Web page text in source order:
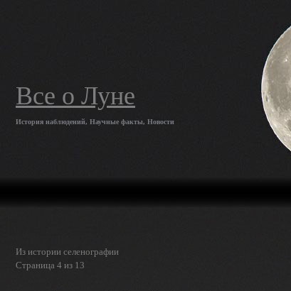
Все о Луне
История наблюдений, Научные факты, Новости
Из истории селенографии
Страница 4 из 13